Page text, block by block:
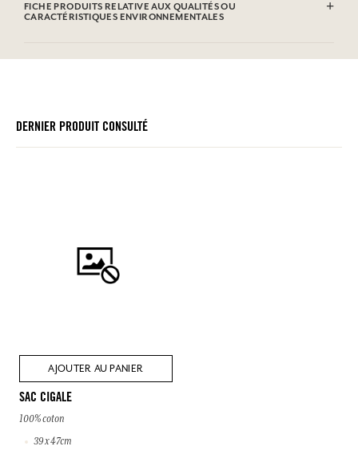
FICHE PRODUITS RELATIVE AUX QUALITÉS OU
CARACTÉRISTIQUES ENVIRONNEMENTALES
DERNIER PRODUIT CONSULTÉ
AJOUTER AU PANIER
SAC CIGALE
100% coton
39 x 47cm